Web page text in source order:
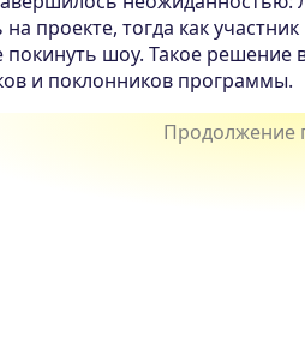
на проекте, тогда как
шоу. Такое решение
и поклонников программы.